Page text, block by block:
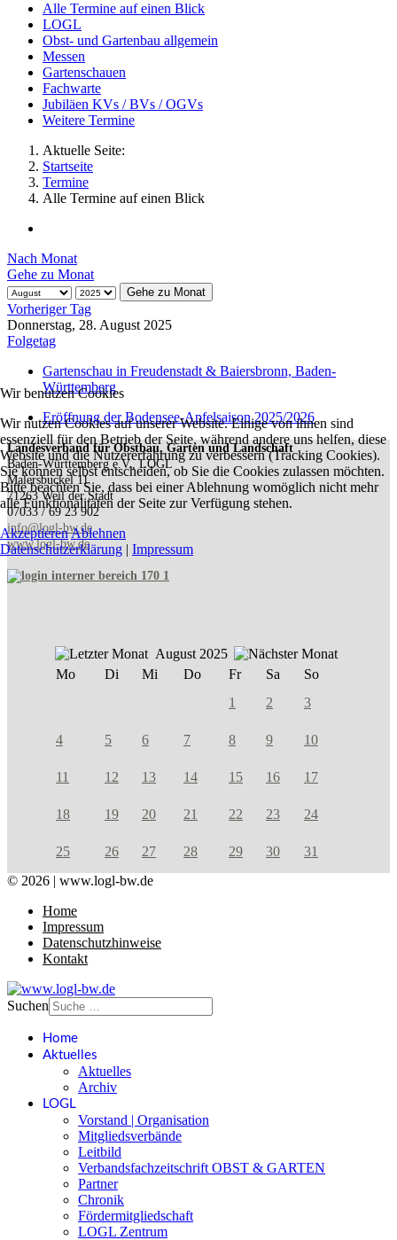
Alle Termine auf einen Blick
LOGL
Obst- und Gartenbau allgemein
Messen
Gartenschauen
Fachwarte
Jubiläen KVs / BVs / OGVs
Weitere Termine
Aktuelle Seite:
Startseite
Termine
Alle Termine auf einen Blick
Nach Monat
Gehe zu Monat
Gehe zu Monat
Vorheriger Tag
Donnerstag, 28. August 2025
Folgetag
Gartenschau in Freudenstadt & Baiersbronn, Baden-
Württemberg
Eröffnung der Bodensee-Apfelsaison 2025/2026
Landesverband für Obstbau, Garten und Landschaft
Baden-Württemberg e.V., LOGL
Malersbuckel 11
71263 Weil der Stadt
07033 / 69 23 902
info@logl-bw.de
www.logl-bw.de
August 2025
Mo
Di Mi Do Fr Sa
So
1
2 3
4 5 6 7 8 9 10
11 12 13 14 15 16 17
18 19 20 21 22 23 24
25 26 27 28 29 30
31
© 2026 | www.logl-bw.de
Home
Impressum
Datenschutzhinweise
Kontakt
Suchen
Home
Aktuelles
Aktuelles
Archiv
LOGL
Vorstand | Organisation
Mitgliedsverbände
Leitbild
Verbandsfachzeitschrift OBST & GARTEN
Partner
Chronik
Fördermitgliedschaft
LOGL Zentrum
Wir benutzen Cookies
Wir nutzen Cookies auf unserer Website. Einige von ihnen sind
essenziell für den Betrieb der Seite, während andere uns helfen, diese
Website und die Nutzererfahrung zu verbessern (Tracking Cookies).
Sie können selbst entscheiden, ob Sie die Cookies zulassen möchten.
Bitte beachten Sie, dass bei einer Ablehnung womöglich nicht mehr
alle Funktionalitäten der Seite zur Verfügung stehen.
AkzeptierenAblehnen
Datenschutzerklärung | Impressum